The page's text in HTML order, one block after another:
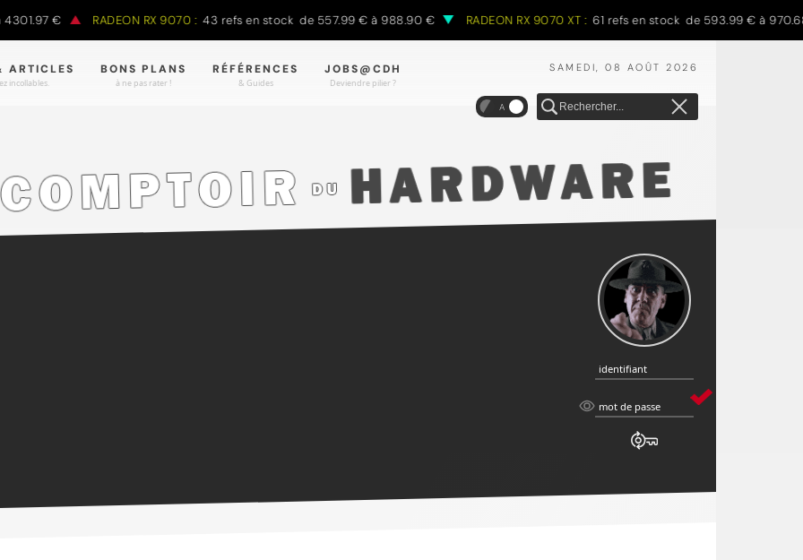
€ RADEON RX 9070 : 43 refs en stock de 557.99 € à 988.90 € RADEON RX 9070 XT : 61 refs en stock de 593.99 € à 970.68 €
SAMEDI, 08 AOÛT 2026
ARTICLES
incollables.
BONS PLANS
à ne pas rater !
RÉFÉRENCES
& Guides
JOBS@CDH
Deviendre pilier ?
A
identifiant
identifiant
mot
mot de passe